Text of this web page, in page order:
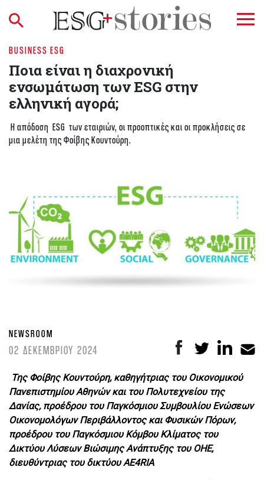
BUSINESS ESG
Ποια είναι η διαχρονική
ενσωμάτωση των ESG στην
ελληνική αγορά;
Η απόδοση ESG των εταιριών, οι προοπτικές και οι προκλήσεις σε
μια μελέτη της Φοίβης Κουντούρη.
NEWSROOM
02 ΔΕΚΕΜΒΡΙΟΥ 2024
Της Φοίβης Κουντούρη, καθηγήτριας του Οικονομικού
Πανεπιστημίου Αθηνών και του Πολυτεχνείου της
Δανίας, προέδρου του Παγκόσμιου Συμβουλίου Ενώσεων
Οικονομολόγων Περιβάλλοντος και Φυσικών Πόρων,
προέδρου του Παγκόσμιου Κόμβου Κλίματος του
Δικτύου Λύσεων Βιώσιμης Ανάπτυξης του ΟΗΕ,
διευθύντριας του δικτύου AE4RIA